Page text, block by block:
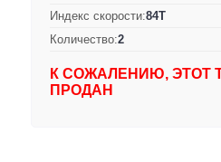
Индекс скорости:84T
Количество:2
К СОЖАЛЕНИЮ, ЭТОТ
ПРОДАН